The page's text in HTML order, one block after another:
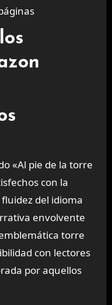
«Al pie de la torre
con la
del idioma
envolvente
torre
con lectores
por aquellos